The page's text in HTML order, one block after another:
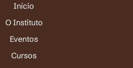
Início
O Instituto
Eventos
Cursos